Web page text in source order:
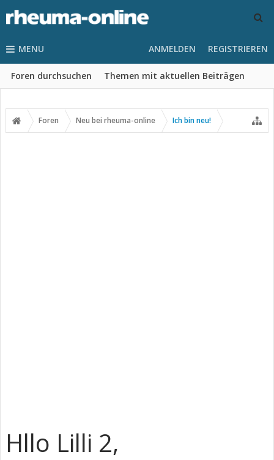
MENU
Foren durchsuchen Themen mit aktuellen Beiträgen
ANMELDEN REGISTRIEREN
Foren Neu bei rheuma-online Ich bin neu!
Hllo Lilli 2,